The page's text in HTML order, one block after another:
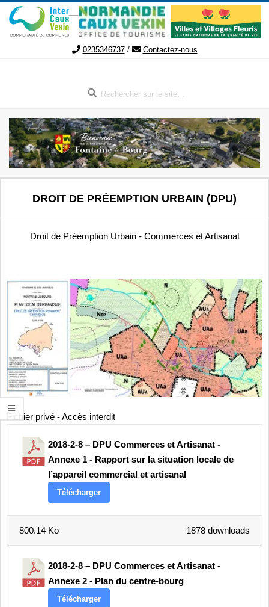
Aller
contenu
0235346737/ Contactez-nous
FONTAINE-
LE-
BOURG
DROIT DE PRÉEMPTION URBAIN (DPU)
Droit de Préemption Urbain - Commerces et Artisanat
Fichier privé - Accès interdit
2018-2-8 – DPU Commerces et Artisanat -
Annexe 1 - Rapport sur la situation locale de
l’appareil commercial et artisanal
Télécharger
1878 downloads
800.14 Ko
2018-2-8 – DPU Commerces et Artisanat -
Annexe 2 - Plan du centre-bourg
Télécharger